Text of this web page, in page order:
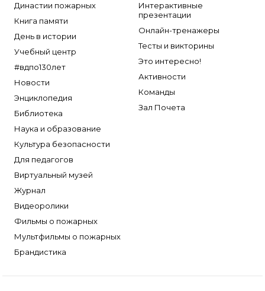
Династии пожарных
Книга памяти
День в истории
Учебный центр
#вдпо130лет
Новости
Энциклопедия
Библиотека
Наука и образование
Культура безопасности
Для педагогов
Виртуальный музей
Журнал
Видеоролики
Фильмы о пожарных
Мультфильмы о пожарных
Брандистика
Интерактивные
презентации
Онлайн-тренажеры
Тесты и викторины
Это интересно!
Активности
Команды
Зал Почета